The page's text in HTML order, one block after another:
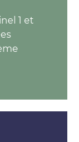
1 et